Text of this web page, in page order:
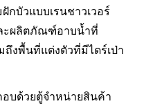
บัวแบบเรนชาวเวอร์
ะผลิตภัณฑ์อาบน้ำที่
ถึงพื้นที่แต่งตัวที่มีไดร์เป่า
บด้วยตู้จำหน่ายสินค้า